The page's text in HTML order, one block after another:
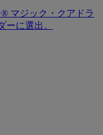
® マジック・クアドラ
に選出。